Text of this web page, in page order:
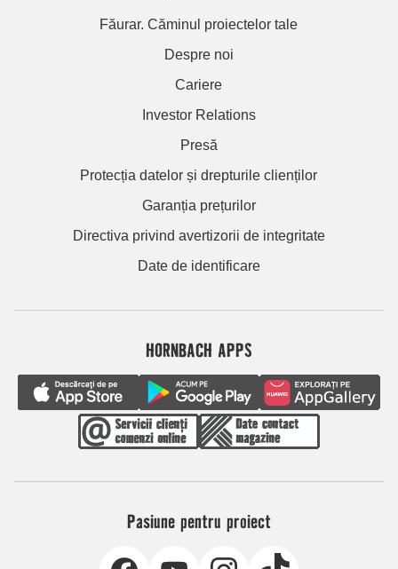
Făurar. Căminul proiectelor tale
Despre noi
Cariere
Investor Relations
Presă
Protecția datelor și drepturile clienților
Garanția prețurilor
Directiva privind avertizorii de integritate
Date de identificare
HORNBACH APPS
Pasiune pentru proiect